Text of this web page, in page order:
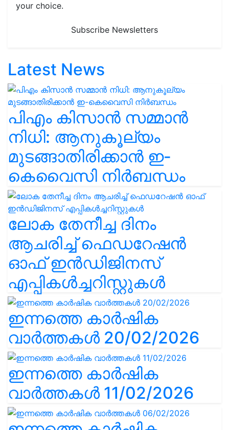
your choice.
Subscribe Newsletters
Latest News
പിഎം കിസാൻ സമ്മാൻ
നിധി: ആനുകൂല്യം
മുടങ്ങാതിരിക്കാൻ ഇ-
കെവൈസി നിർബന്ധം
ലോക തേനീച്ച ദിനം
ആചരിച്ച് ഫെഡറേഷൻ
ഓഫ് ഇൻഡിജിനസ്
എപ്പികൾച്ചറിസ്റ്റുകൾ
ഇന്നത്തെ കാർഷിക
വാർത്തകൾ 20/02/2026
ഇന്നത്തെ കാർഷിക
വാർത്തകൾ 11/02/2026